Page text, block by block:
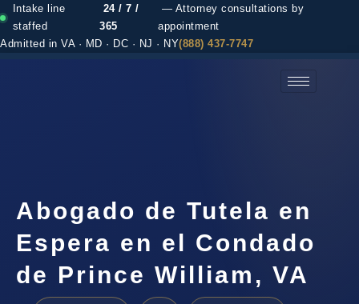
Intake line
staffed
24 / 7 /
365
— Attorney consultations by
appointment
Admitted in VA · MD · DC · NJ · NY(888) 437-7747
Abogado de Tutela en
Espera en el Condado
de Prince William, VA